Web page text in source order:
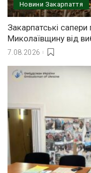
Новини Закарпаття
Закарпатські
Миколаївщину від
7.08.2026